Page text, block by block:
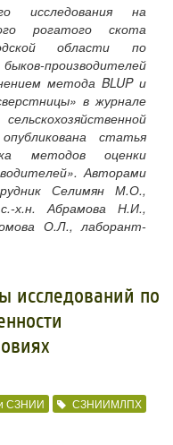
исследования на
рогатого скота
области по
производителей
метода BLUP и
в журнале
статья
методов оценки
Авторами
Селимян М.О.,
х.н. Абрамова Н.И.,
О.Л., лаборант-
исследований по
СЗНИИ СЗНИИМЛПХ